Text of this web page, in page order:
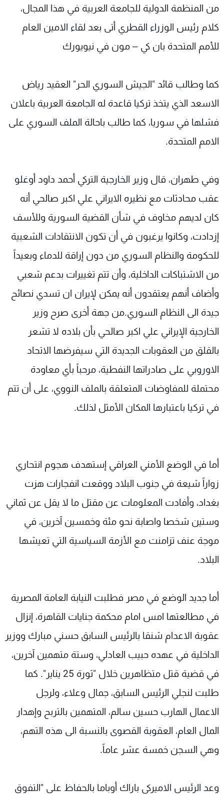
من المنظمة الدولية للجامعة العربية في هذا المجال،
كلام رئيس الوزراء القطري أتى بعد لقاء الامين العام
للأمم المتحدة بان كي – مون في نيويورك
كما وطالب قائد "الجيش السوري الحر" العقيد رياض
الاسعد الذي يتخذ تركيا قاعدة له الجامعة العربية باعلان
فشلها في سوريا، كما طالب باحالة الملف السوري على
الامم المتحدة.
وفي طهران، قال وزير الخارجية التركي أحمد داود أوغلو
عقب محادثات مع نظيره الايراني علي اكبر صالحي أنه
كان لديهم مخاوف في شأن القضية السورية وللأسف
إزدادت، وكانوا يرغبون في أن تكون الانتقادات الشعبية
للحكومة والنظام السوري من دون إراقة للدماء وبعيداً
من الاشتباكات الداخلية، وأن تتم تغييرات بدعم شعبي
وأضاف أنهم يعتقدون أنه يمكن لإيران ان تسدي نصائح
جيدة الى النظام السوري.من جهة أخرى صرح وزير
الخارجية الإيراني علي اكبر صالحي بأن بلاده لا تشعر
بالقلق من العقوبات الجديدة التي سيفرضها الاتحاد
الاوروبي على صادراتها النفطية، مرحباً بأي معاودة
محتملة للمفاوضات المتعلقة بالملف النووي، على أن تتم
في تركيا باعتبارها المكان الأمثل لذلك.
أما في الوضع الأمني العراقي إستهدف هجوم انتحاري
زواراً شيعة في جنوب البلاد ووقعت انفجارات هزت
بغداد، وأفادت المعلومات عن مقتل ما لا يقل عن ثماني
وستين شخصا واصابة نحو مئة وخمسين آخرين، في
موجة عنف تزامنت مع الأزمة السياسية التي تعيشها
البلاد.
أما جديد الوضع في مصر فطلبت النيابة العامة المصرية
في مطالعتها امس امام محكمة جنايات القاهرة، إنزال
عقوبة الاعدام شنقا بالرئيس السابق حسني مبارك ووزير
الداخلية في عهده حبيب العادلي، وستة متهمين آخرين،
في قضية قتل متظاهرين خلال "ثورة 25 يناير". كما
طلبت لنجلي الرئيس السابق، جمال وعلاء، ولرجل
الاعمال الهارب حسين سالم، المتهمين بالتربح وإهدار
المال العام، العقوبة القصوى بالنسبة الى هذه التهم،
وهي السجن خمسة عشر عاماً.
وعد الرئيس الاميركي باراك أوباما بالحفاظ على "التفوق